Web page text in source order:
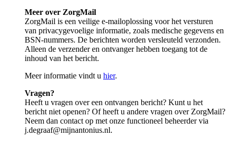
Meer over ZorgMail
ZorgMail is een veilige e-mailoplossing voor het versturen
van privacygevoelige informatie, zoals medische gegevens en
BSN-nummers. De berichten worden versleuteld verzonden.
Alleen de verzender en ontvanger hebben toegang tot de
inhoud van het bericht.
Meer informatie vindt u hier.
Vragen?
Heeft u vragen over een ontvangen bericht? Kunt u het
bericht niet openen? Of heeft u andere vragen over ZorgMail?
Neem dan contact op met onze functioneel beheerder via
j.degraaf@mijnantonius.nl.